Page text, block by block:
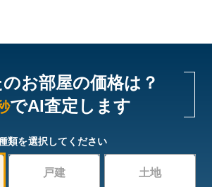
お部屋の価格は？
でAI査定します
類を選択してください
戸建 土地